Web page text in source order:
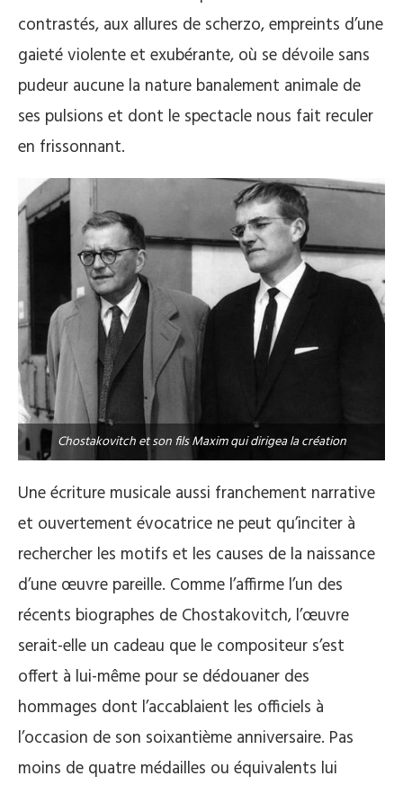
contrastés, aux allures de scherzo, empreints d’une
gaieté violente et exubérante, où se dévoile sans
pudeur aucune la nature banalement animale de
ses pulsions et dont le spectacle nous fait reculer
en frissonnant.
Chostakovitch et son fils Maxim qui dirigea la création
Une écriture musicale aussi franchement narrative
et ouvertement évocatrice ne peut qu’inciter à
rechercher les motifs et les causes de la naissance
d’une œuvre pareille. Comme l’affirme l’un des
récents biographes de Chostakovitch, l’œuvre
serait-elle un cadeau que le compositeur s’est
offert à lui-même pour se dédouaner des
hommages dont l’accablaient les officiels à
l’occasion de son soixantième anniversaire. Pas
moins de quatre médailles ou équivalents lui